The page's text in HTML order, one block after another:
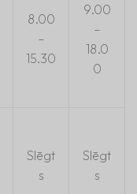
8.00
–
15.30
9.00
–
18.0
0
Slēgt
s
Slēgt
s